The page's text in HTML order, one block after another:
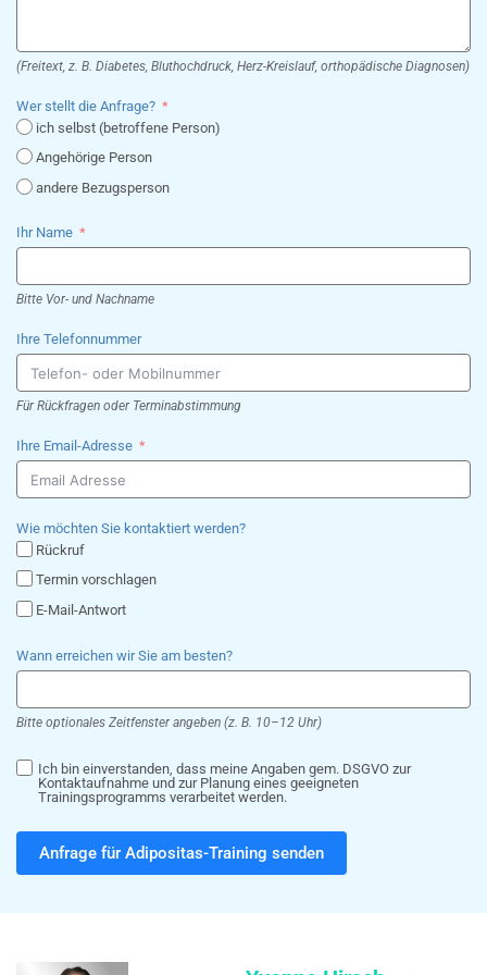
(Freitext, z. B. Diabetes, Bluthochdruck, Herz-Kreislauf, orthopädische Diagnosen)
Wer stellt die Anfrage?
ich selbst (betroffene Person)
Angehörige Person
andere Bezugsperson
Ihr Name
Bitte Vor- und Nachname
Ihre Telefonnummer
Für Rückfragen oder Terminabstimmung
Ihre Email-Adresse
Wie möchten Sie kontaktiert werden?
Rückruf
Termin vorschlagen
E-Mail-Antwort
Wann erreichen wir Sie am besten?
Bitte optionales Zeitfenster angeben (z. B. 10–12 Uhr)
Ich bin einverstanden, dass meine Angaben gem. DSGVO zur
Kontaktaufnahme und zur Planung eines geeigneten
Trainingsprogramms verarbeitet werden.
Anfrage für Adipositas-Training senden